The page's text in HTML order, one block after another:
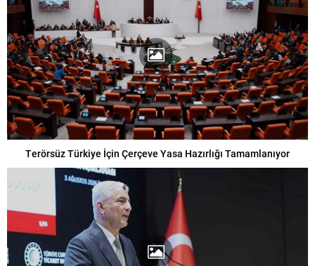
Terörsüz Türkiye İçin Çerçeve Yasa Hazırlığı Tamamlanıyor